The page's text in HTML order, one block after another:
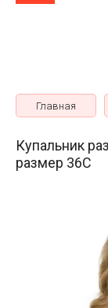
Главная
Купальник
размер 36C